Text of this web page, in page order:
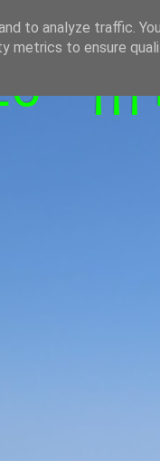
-
to analyze traffic.
metrics to ensure